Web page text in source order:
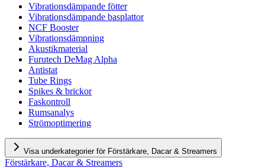
Vibrationsdämpande fötter
Vibrationsdämpande basplattor
NCF Booster
Vibrationsdämpning
Akustikmaterial
Furutech DeMag Alpha
Antistat
Tube Rings
Spikes & brickor
Faskontroll
Rumsanalys
Strömoptimering
Visa underkategorier för Förstärkare, Dacar & Streamers
Förstärkare, Dacar & Streamers